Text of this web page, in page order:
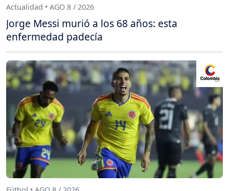
Actualidad • AGO 8 / 2026
Jorge Messi murió a los 68 años: esta
enfermedad padecía